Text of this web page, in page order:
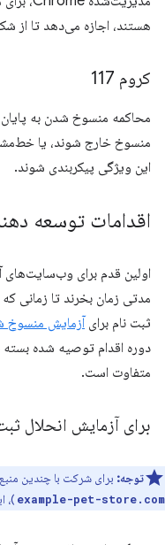
هستند، اجازه می‌دهد تا از
کروم 117
محاکمه منسوخ شدن به
منسوخ خارج شوند، یا
این ویژگی پیکربندی شوند.
اقدامات توسعه
اولین قدم برای وب‌سایت‌های
مدتی زمان بخرند تا زمانی
ثبت نام برایآزمایش منسوخ
دوره اقدام توصیه شده
متفاوت است.
برای آزمایش انحلال
توجه: برای شرکت با چندین
example-pet-store.com )،